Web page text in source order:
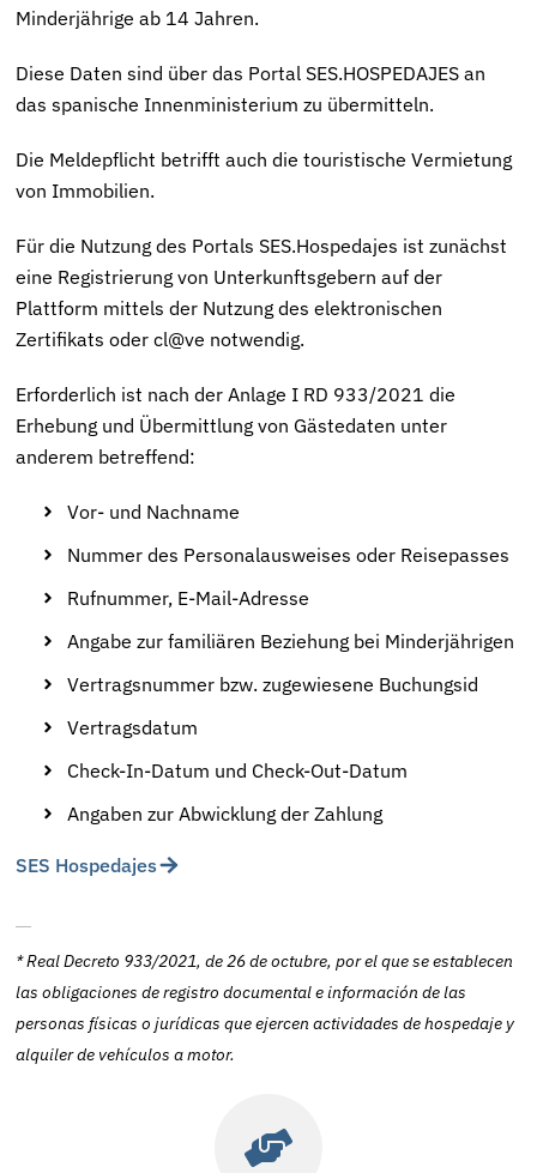
Minderjährige ab 14 Jahren.
Diese Daten sind über das Portal SES.HOSPEDAJES an
das spanische Innenministerium zu übermitteln.
Die Meldepflicht betrifft auch die touristische Vermietung
von Immobilien.
Für die Nutzung des Portals SES.Hospedajes ist zunächst
eine Registrierung von Unterkunftsgebern auf der
Plattform mittels der Nutzung des elektronischen
Zertifikats oder cl@ve notwendig.
Erforderlich ist nach der Anlage I RD 933/2021 die
Erhebung und Übermittlung von Gästedaten unter
anderem betreffend:
Vor- und Nachname
Nummer des Personalausweises oder Reisepasses
Rufnummer, E-Mail-Adresse
Angabe zur familiären Beziehung bei Minderjährigen
Vertragsnummer bzw. zugewiesene Buchungsid
Vertragsdatum
Check-In-Datum und Check-Out-Datum
Angaben zur Abwicklung der Zahlung
SES Hospedajes
*Real Decreto 933/2021, de 26 de octubre, por el que se establecen
las obligaciones de registro documental e información de las
personas físicas o jurídicas que ejercen actividades de hospedaje y
alquiler de vehículos a motor.